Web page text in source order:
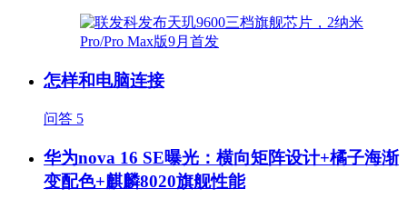
怎样和电脑连接
问答 5
华为nova 16 SE曝光：横向矩阵设计+橘子海渐
变配色+麒麟8020旗舰性能